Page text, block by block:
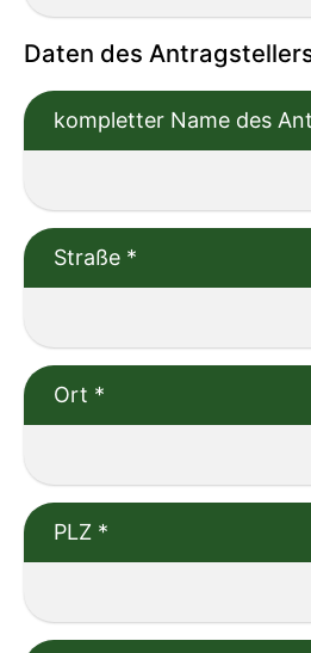
Daten des
kompletter Name des
Straße *
Ort *
PLZ *